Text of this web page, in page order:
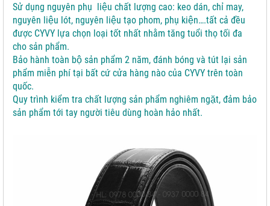
Sử dụng nguyên phụ liệu chất lượng cao: keo dán, chỉ may,
nguyên liệu lót, nguyên liệu tạo phom, phụ kiện….tất cả đều
được CYVY lựa chọn loại tốt nhất nhằm tăng tuổi thọ tối đa
cho sản phẩm.
Bảo hành toàn bộ sản phẩm 2 năm, đánh bóng và tút lại sản
phẩm miễn phí tại bất cứ cửa hàng nào của CYVY trên toàn
quốc.
Quy trình kiểm tra chất lượng sản phẩm nghiêm ngặt, đảm bảo
sản phẩm tới tay người tiêu dùng hoàn hảo nhất.